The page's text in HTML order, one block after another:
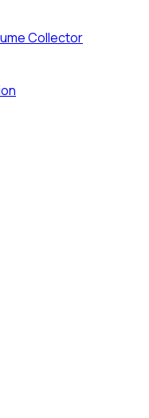
Collector